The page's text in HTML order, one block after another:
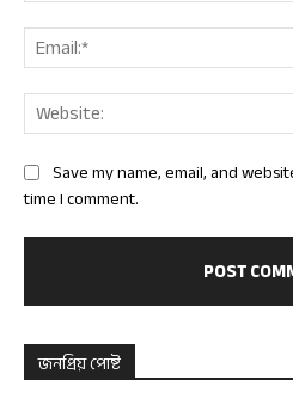
Save my name, email, and
time I comment.
জনপ্রিয় পোষ্ট